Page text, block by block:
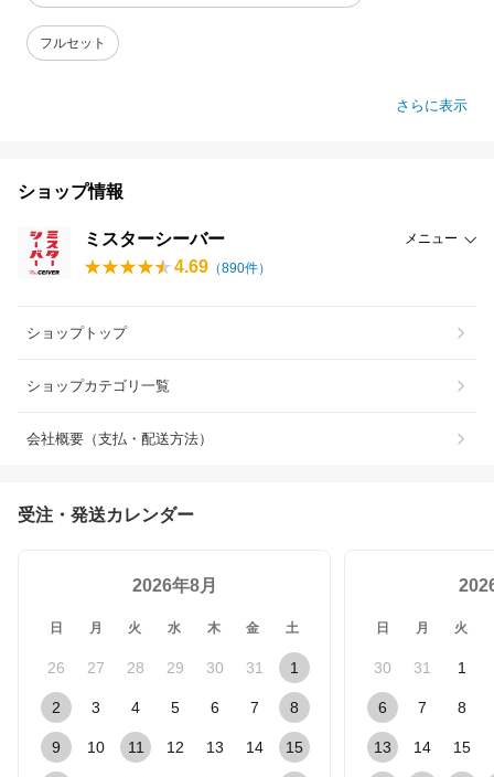
フルセット
さらに表示
ショップ情報
ミスターシーバー メニュー
4.69 （890件）
ショップトップ
ショップカテゴリ一覧
会社概要（支払・配送方法）
受注・発送カレンダー
2026年8月
日 月 火 水 木 金 土
26 27 28 29 30 31 1
2 3 4 5 6 7 8
9 10 11 12 13 14 15
日 月 火
30 31 1
6 7 8
13 14 15